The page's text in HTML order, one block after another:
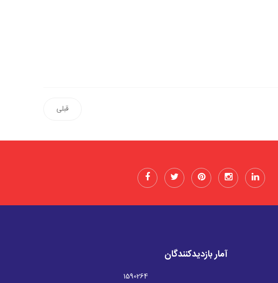
قبلی
آمار بازدیدکنندگان
1590264